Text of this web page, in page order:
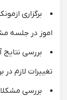
برگزاری
اموز در جلسه
بررسی
تغییرات لازم در
بررسی